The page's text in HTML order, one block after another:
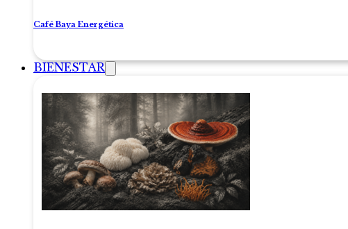
Café Baya Energética
BIENESTAR